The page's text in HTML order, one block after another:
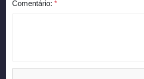
Comentário: *